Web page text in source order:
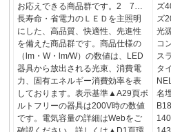
お応えできる商品群です。2 7…
長寿命・省電力のＬＥＤを主照明
にした、高品質、快適性、先進性
を備えた商品群です。商品仕様の
（lm・W・lm/W）の数値は、LED
器具から放出される光束、消費電
力、固有エネルギー消費効率を表
しております。表示基準▲A29頁ボ
ルトフリーの器具は200V時の数値
です。電気容量の詳細はWebをご
ズ
ズ
光
コ
ス
タ
名